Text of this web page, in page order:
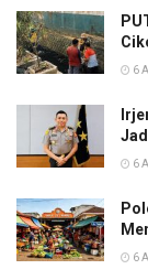
6
6
6